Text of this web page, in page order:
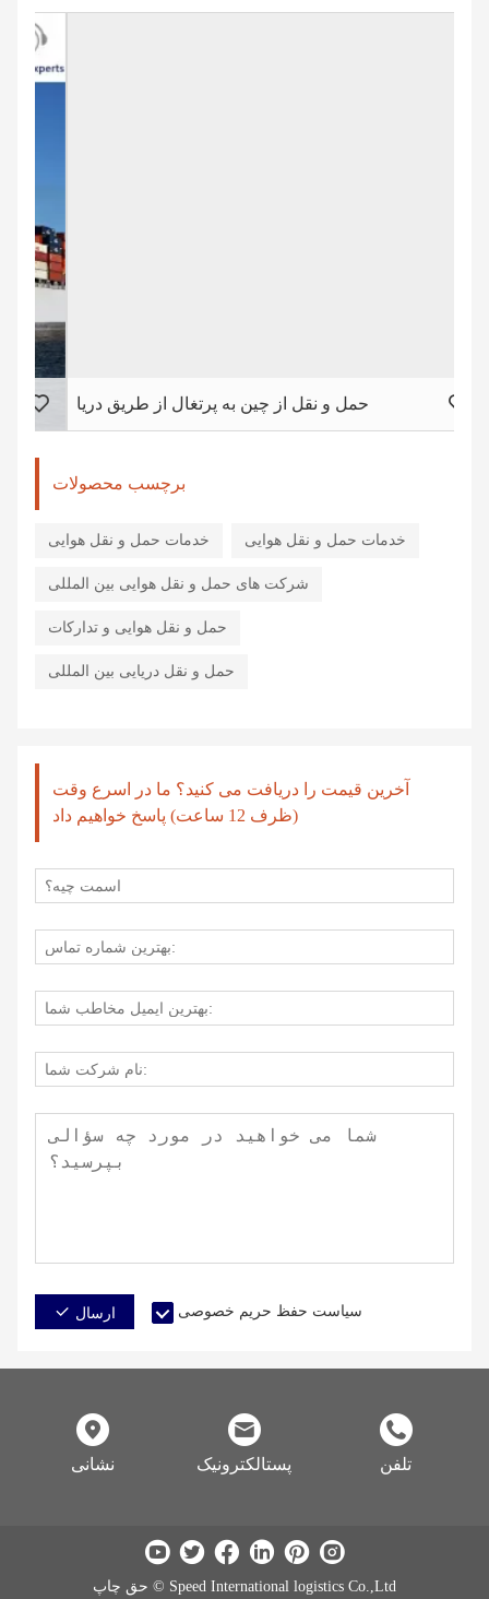
حمل و نقل از چین به پرتغال از طریق دریا
برچسب محصولات
خدمات حمل و نقل هوایی خدمات حمل و نقل هوایی
شرکت های حمل و نقل هوایی بین المللی
حمل و نقل هوایی و تدارکات
حمل و نقل دریایی بین المللی
آخرین قیمت را دریافت می کنید؟ ما در اسرع وقت
(ظرف 12 ساعت) پاسخ خواهیم داد
ارسال سیاست حفظ حریم خصوصی
نشانی پستالکترونیک تلفن
حق چاپ © Speed ​​International logistics Co.,Ltd